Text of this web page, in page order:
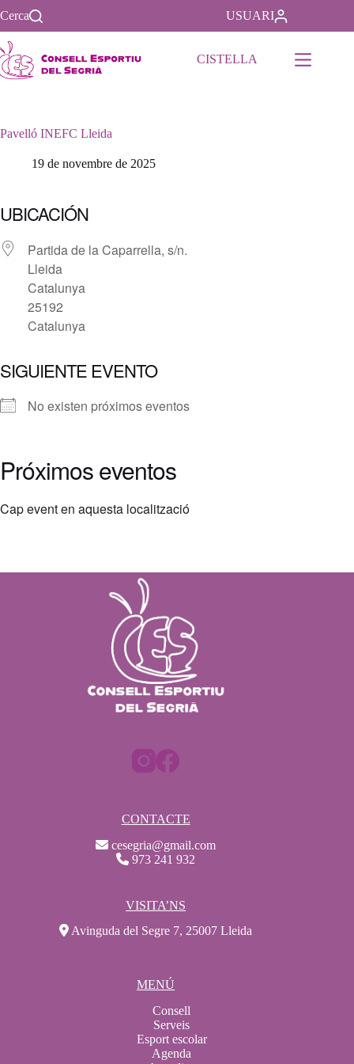
al
contenido
Cerca USUARI
CISTELLA
Pavelló INEFC Lleida
19 de novembre de 2025
UBICACIÓN
Partida de la Caparrella, s/n.
Lleida
Catalunya
25192
Catalunya
SIGUIENTE EVENTO
No existen próximos eventos
Próximos eventos
Cap event en aquesta localització
CONTACTE
cesegria@gmail.com
973 241 932
VISITA’NS
Avinguda del Segre 7, 25007 Lleida
MENÚ
Consell
Serveis
Esport escolar
Agenda